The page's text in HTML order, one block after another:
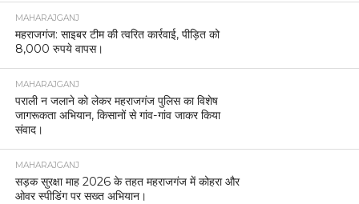
MAHARAJGANJ
महराजगंज: साइबर टीम की त्वरित कार्रवाई, पीड़ित को
8,000 रुपये वापस।
MAHARAJGANJ
पराली न जलाने को लेकर महराजगंज पुलिस का विशेष
जागरूकता अभियान, किसानों से गांव-गांव जाकर किया
संवाद।
MAHARAJGANJ
सड़क सुरक्षा माह 2026 के तहत महराजगंज में कोहरा और
ओवर स्पीडिंग पर सख्त अभियान।